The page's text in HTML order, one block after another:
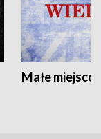
Małe